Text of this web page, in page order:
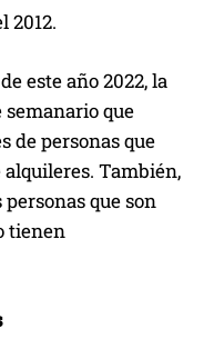
2012.
este año 2022, la
semanario que
de personas que
También,
personas que son
tienen